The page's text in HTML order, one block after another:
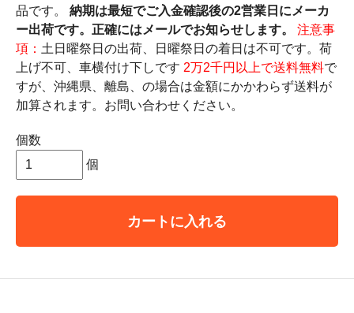
品です。 納期は最短でご入金確認後の2営業日にメーカ
ー出荷です。正確にはメールでお知らせします。
注意事
項： 土日曜祭日の出荷、日曜祭日の着日は不可です。荷
上げ不可、車横付け下しです 2万2千円以上で送料無料で
すが、沖縄県、離島、の場合は金額にかかわらず送料が
加算されます。お問い合わせください。
個数
個
カートに入れる